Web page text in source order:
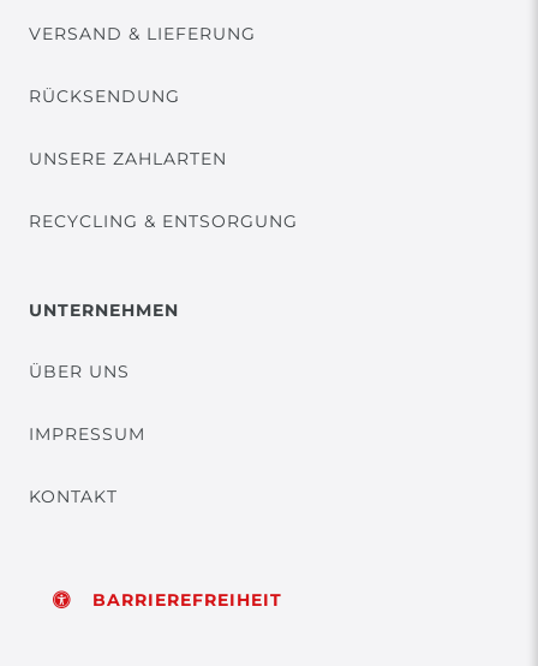
VERSAND & LIEFERUNG
RÜCKSENDUNG
UNSERE ZAHLARTEN
RECYCLING & ENTSORGUNG
UNTERNEHMEN
ÜBER UNS
IMPRESSUM
KONTAKT
BARRIEREFREIHEIT